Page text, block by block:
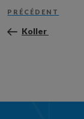
de
l’article
Article
PRÉCÉDENT
Koller